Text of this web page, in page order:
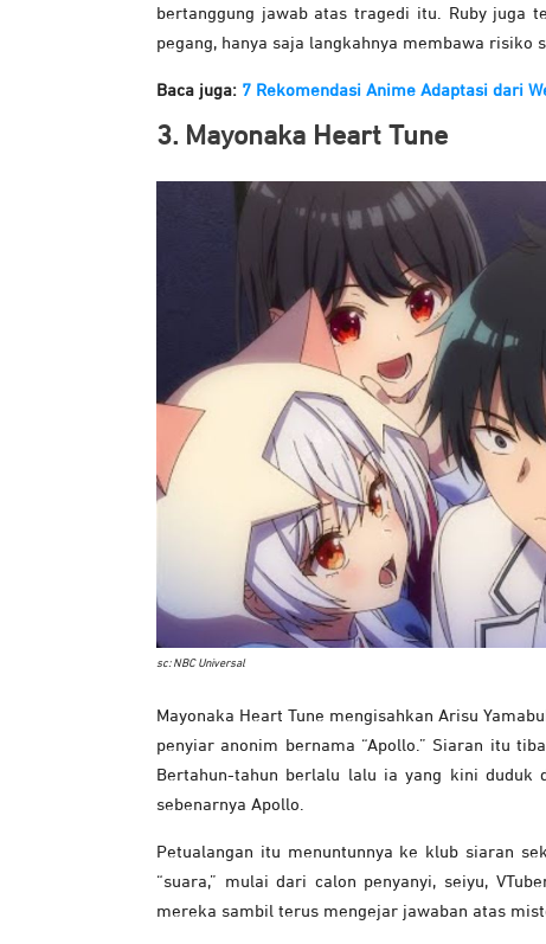
bertanggung jawab atas tragedi itu. Ruby juga
pegang, hanya saja langkahnya membawa
Baca juga: 7 Rekomendasi Anime Adaptasi dari
3. Mayonaka Heart Tune
sc: NBC Universal
Mayonaka Heart Tune mengisahkan Arisu
penyiar anonim bernama “Apollo.” Siaran itu
Bertahun-tahun berlalu lalu ia yang kini duduk
sebenarnya Apollo.
Petualangan itu menuntunnya ke klub siaran
“suara,” mulai dari calon penyanyi, seiyu,
mereka sambil terus mengejar jawaban atas